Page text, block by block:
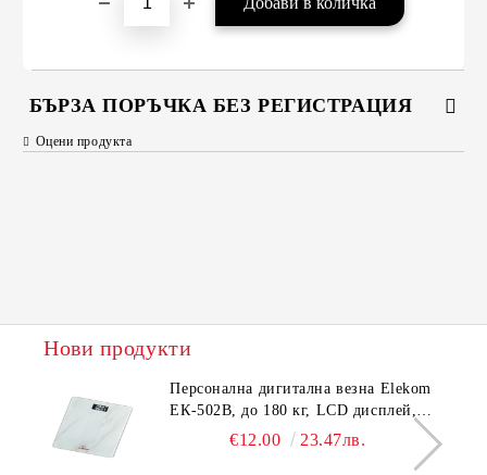
БЪРЗА ПОРЪЧКА БЕЗ РЕГИСТРАЦИЯ
Оцени продукта
Нови продукти
Персонална дигитална везна Elekom
ЕК-502B, до 180 кг, LCD дисплей,
Темперирано стъкло - 6.0 мм,
€12.00 23.47лв.